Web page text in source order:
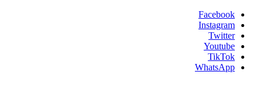
Skip
content
Facebook
Instagram
Twitter
Youtube
TikTok
WhatsApp